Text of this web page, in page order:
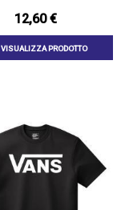
12,60 €
VISUALIZZA PRODOTTO